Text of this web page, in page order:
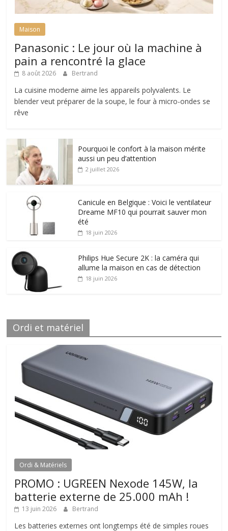
Maison
Panasonic : Le jour où la machine à
pain a rencontré la glace
8 août 2026 Bertrand
La cuisine moderne aime les appareils polyvalents. Le
blender veut préparer de la soupe, le four à micro-ondes se
rêve
Pourquoi le confort à la maison mérite
aussi un peu d’attention
2 juillet 2026
Canicule en Belgique : Voici le ventilateur
Dreame MF10 qui pourrait sauver mon
été
18 juin 2026
Philips Hue Secure 2K : la caméra qui
allume la maison en cas de détection
18 juin 2026
Ordi et matériel
Ordi & Matériels
PROMO : UGREEN Nexode 145W, la
batterie externe de 25.000 mAh !
13 juin 2026 Bertrand
Les batteries externes ont longtemps été de simples roues